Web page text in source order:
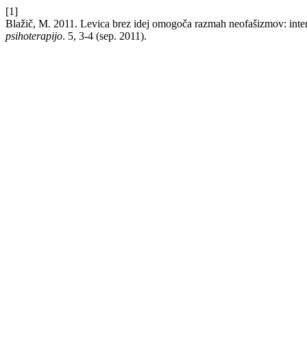
[1]
Blažič, M. 2011. Levica brez idej omogoča razmah neofašizmov:
psihoterapijo. 5, 3-4 (sep. 2011).